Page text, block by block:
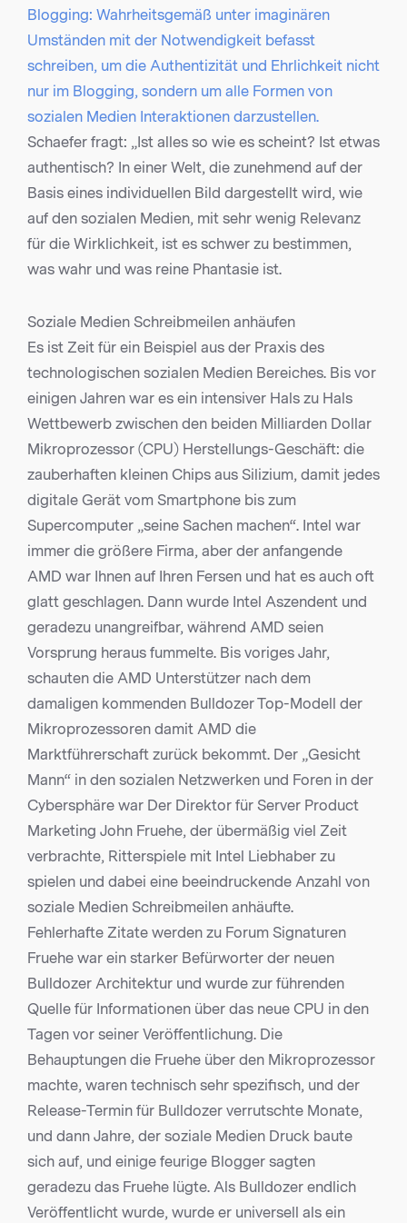
Blogging: Wahrheitsgemäß unter imaginären
Umständen mit der Notwendigkeit befasst
schreiben, um die Authentizität und Ehrlichkeit nicht
nur im Blogging, sondern um alle Formen von
sozialen Medien Interaktionen darzustellen.
Schaefer fragt: „Ist alles so wie es scheint? Ist etwas
authentisch? In einer Welt, die zunehmend auf der
Basis eines individuellen Bild dargestellt wird, wie
auf den sozialen Medien, mit sehr wenig Relevanz
für die Wirklichkeit, ist es schwer zu bestimmen,
was wahr und was reine Phantasie ist.
Soziale Medien Schreibmeilen anhäufen
Es ist Zeit für ein Beispiel aus der Praxis des
technologischen sozialen Medien Bereiches. Bis vor
einigen Jahren war es ein intensiver Hals zu Hals
Wettbewerb zwischen den beiden Milliarden Dollar
Mikroprozessor (CPU) Herstellungs-Geschäft: die
zauberhaften kleinen Chips aus Silizium, damit jedes
digitale Gerät vom Smartphone bis zum
Supercomputer „seine Sachen machen“. Intel war
immer die größere Firma, aber der anfangende
AMD war Ihnen auf Ihren Fersen und hat es auch oft
glatt geschlagen. Dann wurde Intel Aszendent und
geradezu unangreifbar, während AMD seien
Vorsprung heraus fummelte. Bis voriges Jahr,
schauten die AMD Unterstützer nach dem
damaligen kommenden Bulldozer Top-Modell der
Mikroprozessoren damit AMD die
Marktführerschaft zurück bekommt. Der „Gesicht
Mann“ in den sozialen Netzwerken und Foren in der
Cybersphäre war Der Direktor für Server Product
Marketing John Fruehe, der übermäßig viel Zeit
verbrachte, Ritterspiele mit Intel Liebhaber zu
spielen und dabei eine beeindruckende Anzahl von
soziale Medien Schreibmeilen anhäufte.
Fehlerhafte Zitate werden zu Forum Signaturen
Fruehe war ein starker Befürworter der neuen
Bulldozer Architektur und wurde zur führenden
Quelle für Informationen über das neue CPU in den
Tagen vor seiner Veröffentlichung. Die
Behauptungen die Fruehe über den Mikroprozessor
machte, waren technisch sehr spezifisch, und der
Release-Termin für Bulldozer verrutschte Monate,
und dann Jahre, der soziale Medien Druck baute
sich auf, und einige feurige Blogger sagten
geradezu das Fruehe lügte. Als Bulldozer endlich
Veröffentlicht wurde, wurde er universell als ein